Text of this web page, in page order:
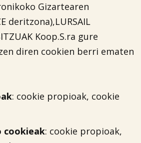
Gizartearen
deritzona),LURSAIL
Koop.S.ra gure
diren cookien berri ematen
: cookie propioak, cookie
cookieak: cookie propioak,